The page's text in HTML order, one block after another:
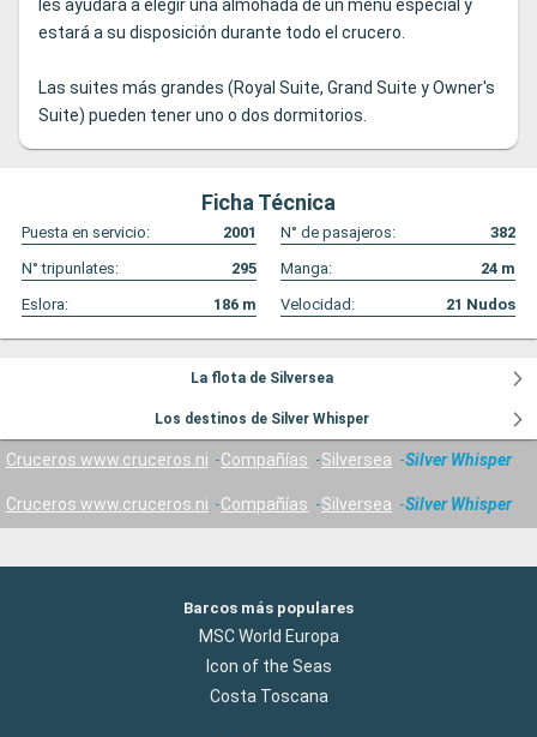
les ayudará a elegir una almohada de un menú especial y
estará a su disposición durante todo el crucero.
Las suites más grandes (Royal Suite, Grand Suite y Owner's
Suite) pueden tener uno o dos dormitorios.
Ficha Técnica
Puesta en servicio: 2001 N° de pasajeros:
382
N° tripunlates:
295 Manga: 24 m
Eslora:
186 m Velocidad: 21 Nudos
La flota de Silversea
Los destinos de Silver Whisper
Cruceros www.cruceros.ni Compañías Silversea Silver Whisper
Cruceros www.cruceros.ni Compañías Silversea Silver Whisper
Barcos más populares
MSC World Europa
Icon of the Seas
Costa Toscana